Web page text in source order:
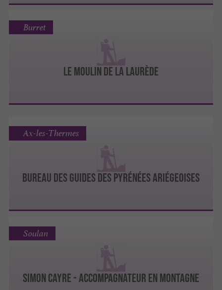
le Moulin de la Laurède
Burret
Bureau des Guides des Pyrénées Ariégeoises
Ax-les-Thermes
SIMON CAYRE - ACCOMPAGNATEUR EN MONTAGNE
Soulan